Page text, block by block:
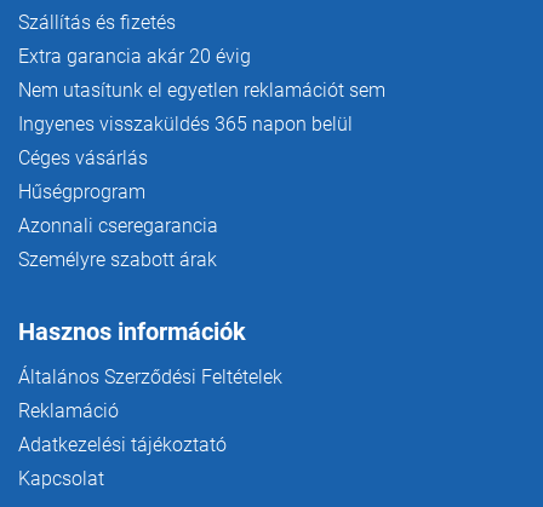
Szállítás és fizetés
Extra garancia akár 20 évig
Nem utasítunk el egyetlen reklamációt sem
Ingyenes visszaküldés 365 napon belül
Céges vásárlás
Hűségprogram
Azonnali cseregarancia
Személyre szabott árak
Hasznos információk
Általános Szerződési Feltételek
Reklamáció
Adatkezelési tájékoztató
Kapcsolat